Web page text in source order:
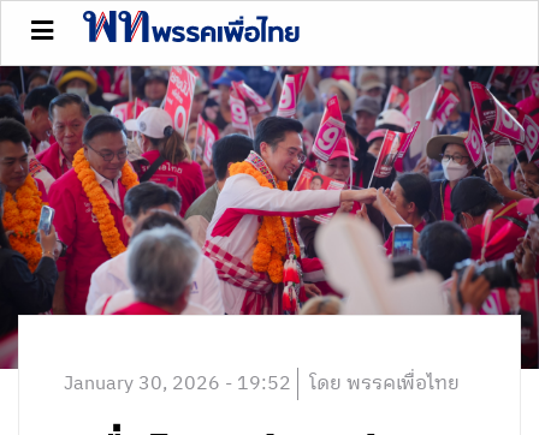
January 30, 2026 - 19:52 โดย พรรคเพื่อไทย